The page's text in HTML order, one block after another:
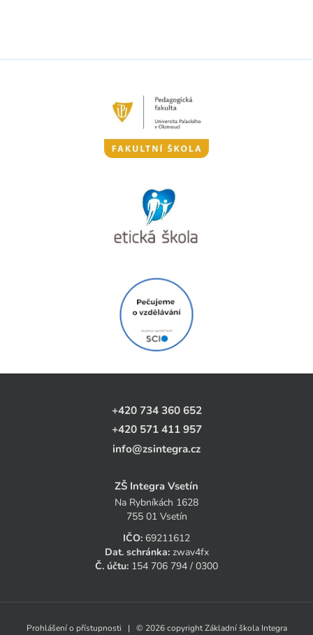
+420 734 360 652
+420 571 411 957
info@zsintegra.cz
ZŠ Integra Vsetín
Na Rybníkách 1628
755 01 Vsetín
IČO: 69211612
Dat. schránka: zwav4fx
Č. účtu: 154 706 794 / 0300
Prohlášení o přístupnosti | © 2026 copyright Základní škola Integra